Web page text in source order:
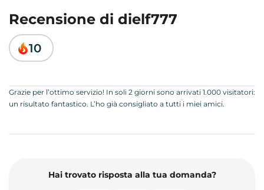
Recensione di dielf777
10
Grazie per l’ottimo servizio! In soli 2 giorni sono arrivati 1.000 visitatori:
un risultato fantastico. L’ho già consigliato a tutti i miei amici.
Hai trovato risposta alla tua domanda?